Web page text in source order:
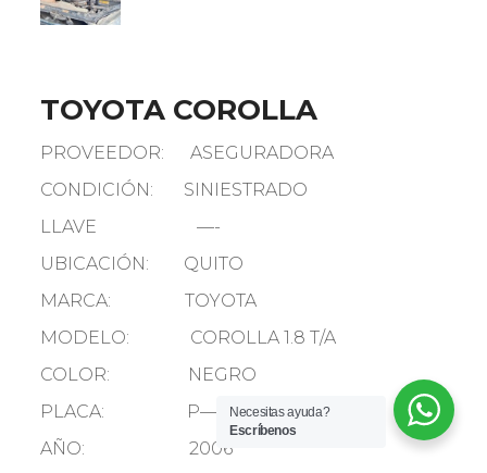
TOYOTA COROLLA
PROVEEDOR: ASEGURADORA
CONDICIÓN: SINIESTRADO
LLAVE —-
UBICACIÓN: QUITO
MARCA: TOYOTA
MODELO: COROLLA 1.8 T/A
COLOR: NEGRO
PLACA: P— 9
AÑO: 2006
Necesitas ayuda?
Escríbenos